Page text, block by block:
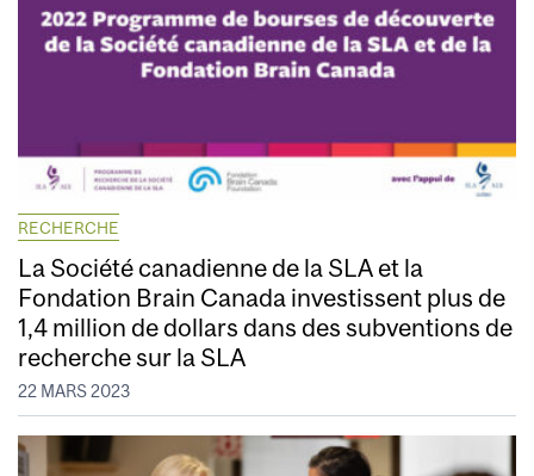
RECHERCHE
La Société canadienne de la SLA et la
Fondation Brain Canada investissent plus de
1,4 million de dollars dans des subventions de
recherche sur la SLA
22 MARS 2023